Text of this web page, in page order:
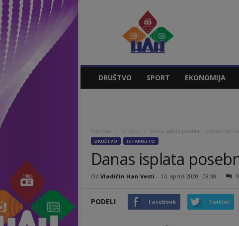
DRUŠTVO SPORT EKONOMIJA
Naslovna Društvo Danas isplata posebne novčane
DRUŠTVO ISTAKNUTO
Danas isplata
Od Vladičin Han Vesti - 14. aprila 2020. 08:30 0
PODELI Facebook Twitter